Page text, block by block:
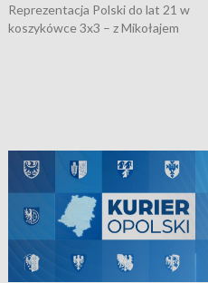
Reprezentacja Polski do lat 21 w
koszykówce 3x3 – z Mikołajem